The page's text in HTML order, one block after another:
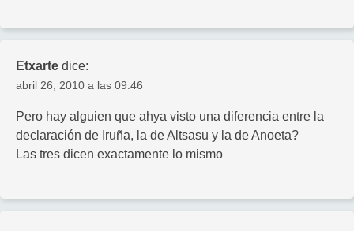
Etxarte dice:
abril 26, 2010 a las 09:46
Pero hay alguien que ahya visto una diferencia entre la
declaración de Iruña, la de Altsasu y la de Anoeta?
Las tres dicen exactamente lo mismo